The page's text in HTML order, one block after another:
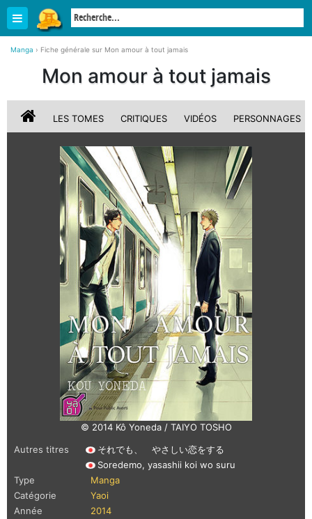
Manga › Fiche générale sur Mon amour à tout jamais
Mon amour à tout jamais
LES TOMES CRITIQUES VIDÉOS PERSONNAGES
© 2014 Kô Yoneda / TAIYO TOSHO
Autres titres
それでも、 やさしい恋をする
Soredemo, yasashii koi wo suru
Type
Manga
Catégorie
Yaoi
Année
2014